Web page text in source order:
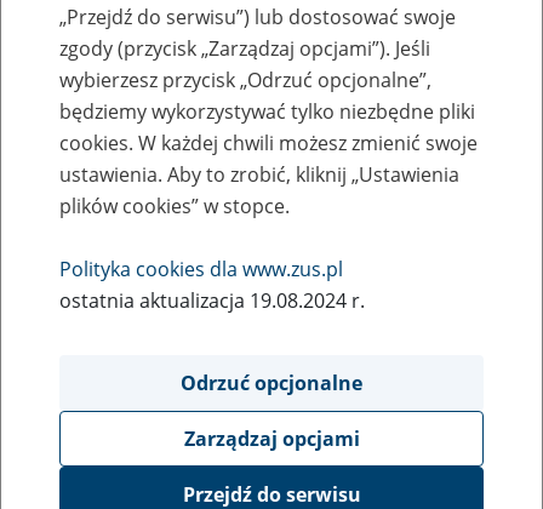
Słownik
Dochód
„Przejdź do serwisu”) lub dostosować swoje
zgody (przycisk „Zarządzaj opcjami”). Jeśli
wybierzesz przycisk „Odrzuć opcjonalne”,
będziemy wykorzystywać tylko niezbędne pliki
cookies. W każdej chwili możesz zmienić swoje
ustawienia. Aby to zrobić, kliknij „Ustawienia
plików cookies” w stopce.
Polityka cookies dla www.zus.pl
ostatnia aktualizacja 19.08.2024 r.
Odrzuć opcjonalne
Zarządzaj opcjami
Przejdź do serwisu